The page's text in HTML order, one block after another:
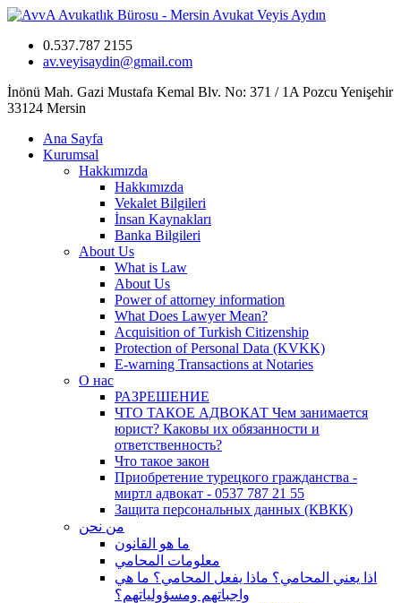
0.537.787 2155
av.veyisaydin@gmail.com
İnönü Mah. Gazi Mustafa Kemal Blv. No: 371 / 1A Pozcu Yenişehir
33124 Mersin
Ana Sayfa
Kurumsal
Hakkımızda
Hakkımızda
Vekalet Bilgileri
İnsan Kaynakları
Banka Bilgileri
About Us
What is Law
About Us
Power of attorney information
What Does Lawyer Mean?
Acquisition of Turkish Citizenship
Protection of Personal Data (KVKK)
E-warning Transactions at Notaries
О нас
РАЗРЕШЕНИЕ
ЧТО ТАКОЕ АДВОКАТ Чем занимается
юрист? Каковы их обязанности и
ответственность?
Что такое закон
Приобретение турецкого гражданства -
миртл адвокат - 0537 787 21 55
Защита персональных данных (КВКК)
من نحن
ما هو القانون
معلومات المحامي
اذا يعني المحامي؟ ماذا يفعل المحامي؟ ما هي
واجباتهم ومسؤولياتهم؟